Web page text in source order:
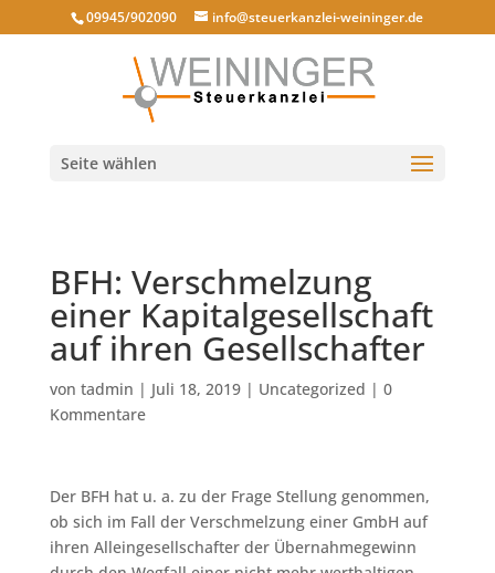
09945/902090 info@steuerkanzlei-weininger.de
Seite wählen
BFH: Verschmelzung
einer Kapitalgesellschaft
auf ihren Gesellschafter
von tadmin | Juli 18, 2019| Uncategorized | 0
Kommentare
Der BFH hat u. a. zu der Frage Stellung genommen,
ob sich im Fall der Verschmelzung einer GmbH auf
ihren Alleingesellschafter der Übernahmegewinn